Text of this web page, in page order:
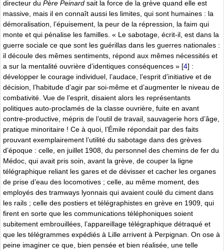
directeur du Père Peinard sait la force de la grève quand elle est
massive, mais il en connaît aussi les limites, qui sont humaines : la
démoralisation, l’épuisement, la peur de la répression, la faim qui
monte et qui pénalise les familles. « Le sabotage, écrit-il, est dans la
guerre sociale ce que sont les guérillas dans les guerres nationales :
il découle des mêmes sentiments, répond aux mêmes nécessités et
a sur la mentalité ouvrière d’identiques conséquences » [4] :
développer le courage individuel, l’audace, l’esprit d’initiative et de
décision, l’habitude d’agir par soi-même et d’augmenter le niveau de
combativité. Vue de l’esprit, disaient alors les représentants
politiques auto-proclamés de la classe ouvrière, fuite en avant
contre-productive, mépris de l’outil de travail, sauvagerie hors d’âge,
pratique minoritaire ! Ce à quoi, l’Émile répondait par des faits
prouvant exemplairement l’utilité du sabotage dans des grèves
d’époque : celle, en juillet 1908, du personnel des chemins de fer du
Médoc, qui avait pris soin, avant la grève, de couper la ligne
télégraphique reliant les gares et de dévisser et cacher les organes
de prise d’eau des locomotives ; celle, au même moment, des
employés des tramways lyonnais qui avaient coulé du ciment dans
les rails ; celle des postiers et télégraphistes en grève en 1909, qui
firent en sorte que les communications téléphoniques soient
subitement embrouillées, l’appareillage télégraphique détraqué et
que les télégrammes expédiés à Lille arrivent à Perpignan. On ose à
peine imaginer ce que, bien pensée et bien réalisée, une telle